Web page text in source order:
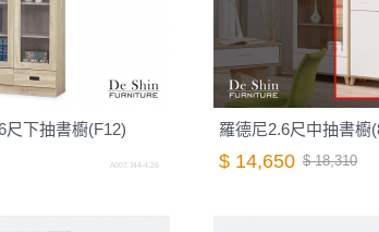
尺下抽書櫥(F12)
A007.744-4.26
羅德尼2.6尺中抽書櫥
$ 14,650 $ 18,310